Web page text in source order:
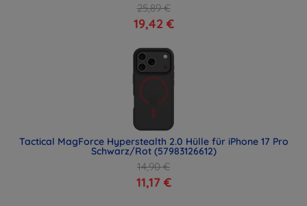
25,89 €
19,42 €
Tactical MagForce Hyperstealth 2.0 Hülle für iPhone 17 Pro
Schwarz/Rot (57983126612)
14,90 €
11,17 €